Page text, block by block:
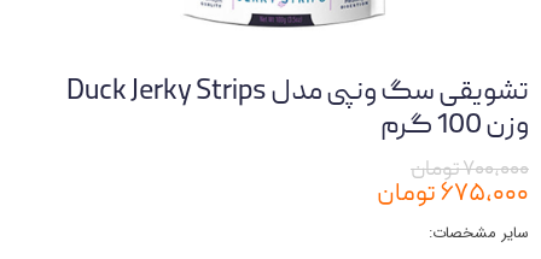
تشویقی سگ ونپی مدل Duck Jerky Strips
وزن 100 گرم
۷۰۰,۰۰۰ تومان
۶۷۵,۰۰۰ تومان
سایر مشخصات: